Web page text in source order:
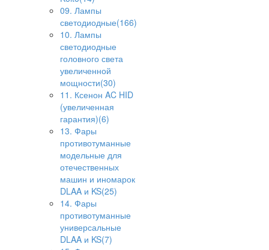
09. Лампы
светодиодные(166)
10. Лампы
светодиодные
головного света
увеличенной
мощности(30)
11. Ксенон AC HID
(увеличенная
гарантия)(6)
13. Фары
противотуманные
модельные для
отечественных
машин и иномарок
DLAA и KS(25)
14. Фары
противотуманные
универсальные
DLAA и KS(7)